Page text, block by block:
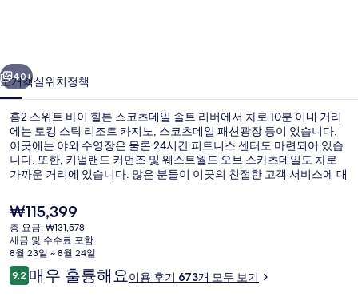
힐
튼
스
코
츠
데
일
솔
트
다음
40+
소개객실위치정책
홈2 스위트 바이 힐튼 스코츠데일 솔트 리버에서 차로 10분 이내 거리
에는 토킹 스틱 리조트 카지노, 스코츠데일 패션광장 등이 있습니다.
이곳에는 야외 수영장은 물론 24시간 피트니스 센터도 마련되어 있습
니다. 또한, 키얼랜드 커먼즈 및 웨스트월드 오브 스카츠데일도 차로
가까운 거리에 있습니다. 많은 분들이 이곳의 친절한 고객 서비스에 대
현
재
가
격
은
₩115,399
₩115,399
총 요금: ₩131,578
세금 및 수수료 포함
8월 23일 ~ 8월 24일
이
용
9.210점 만점 중 9.2점.
매우 훌륭해요이용 후기 673개 모두 보기